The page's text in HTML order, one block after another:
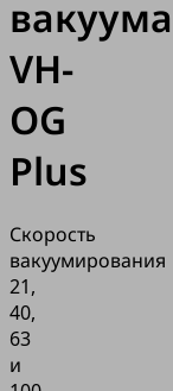
вакуума
VH-
OG
Plus
Скорость
вакуумирования
21,
40,
63
и